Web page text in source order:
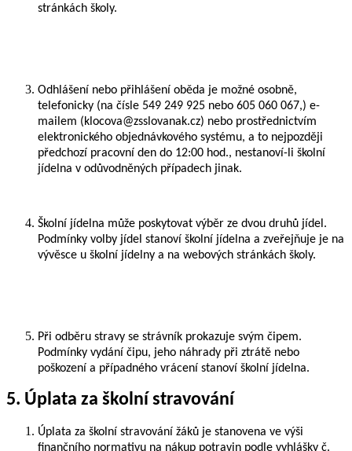
stránkách školy.
Odhlášení nebo přihlášení oběda je možné osobně,
telefonicky (na čísle 549 249 925 nebo 605 060 067,) e-
mailem (klocova@zsslovanak.cz) nebo prostřednictvím
elektronického objednávkového systému, a to nejpozději
předchozí pracovní den do 12:00 hod., nestanoví-li školní
jídelna v odůvodněných případech jinak.
Školní jídelna může poskytovat výběr ze dvou druhů jídel.
Podmínky volby jídel stanoví školní jídelna a zveřejňuje je na
vývěsce u školní jídelny a na webových stránkách školy.
Při odběru stravy se strávník prokazuje svým čipem.
Podmínky vydání čipu, jeho náhrady při ztrátě nebo
poškození a případného vrácení stanoví školní jídelna.
5. Úplata za školní stravování
Úplata za školní stravování žáků je stanovena ve výši
finančního normativu na nákup potravin podle vyhlášky č.